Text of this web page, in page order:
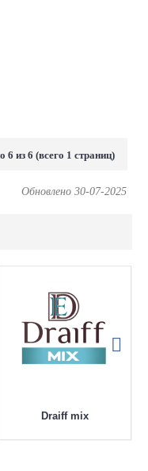
6 из 6 (всего 1 страниц)
Обновлено 30-07-2025
Draiff mix